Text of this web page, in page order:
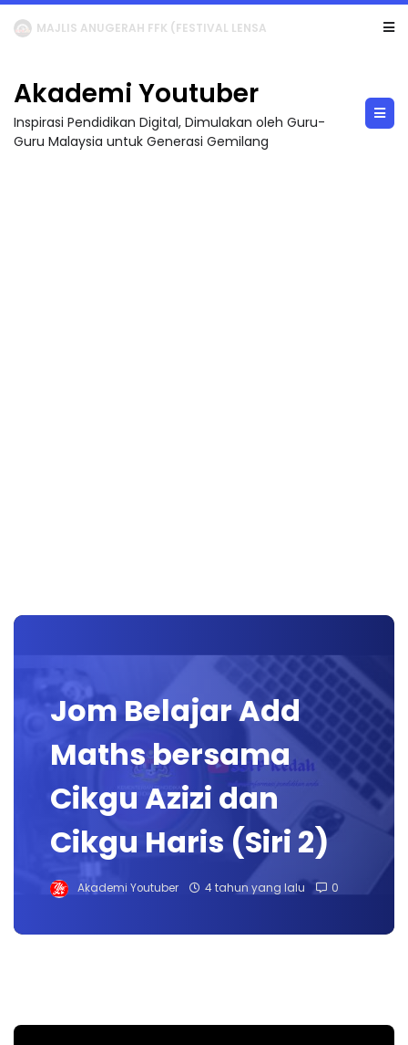
LIVE 🔴 [LIVE] MATEMATIK SR, WANG TAHUN 6 OLEH CIKGU ANITA #ALLINONE #141 #...
Akademi Youtuber
Inspirasi Pendidikan Digital, Dimulakan oleh Guru-
Guru Malaysia untuk Generasi Gemilang
Jom Belajar Add
Maths bersama
Cikgu Azizi dan
Cikgu Haris (Siri 2)
Akademi Youtuber 4 tahun yang lalu 0